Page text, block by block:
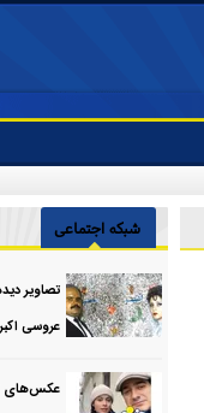
شبکه اجتماعی
تصاویر
عروسی
عکس‌های